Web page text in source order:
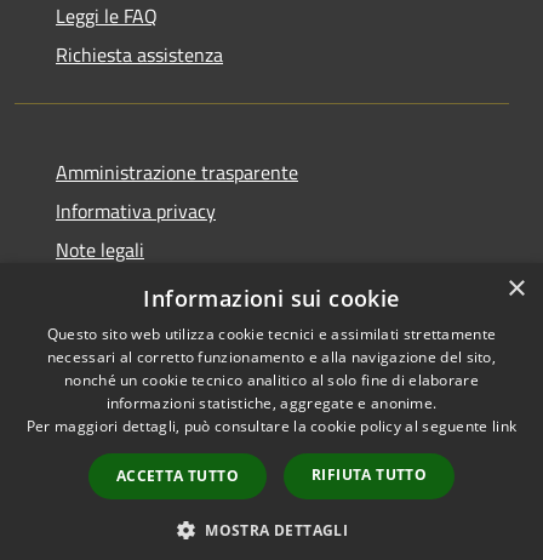
Leggi le FAQ
Richiesta assistenza
Amministrazione trasparente
Informativa privacy
Note legali
Dichiarazione di accessibilità
Accessibilità
Copyright © 2026 • Comune di
Ploaghe • Powered by
Municipium•
Accesso
redazione
×
Informazioni sui cookie
Questo sito web utilizza cookie tecnici e assimilati strettamente
necessari al corretto funzionamento e alla navigazione del sito,
nonché un cookie tecnico analitico al solo fine di elaborare
informazioni statistiche, aggregate e anonime.
Per maggiori dettagli, può consultare la cookie policy al seguente link
ACCETTA TUTTO RIFIUTA TUTTO
MOSTRA DETTAGLI